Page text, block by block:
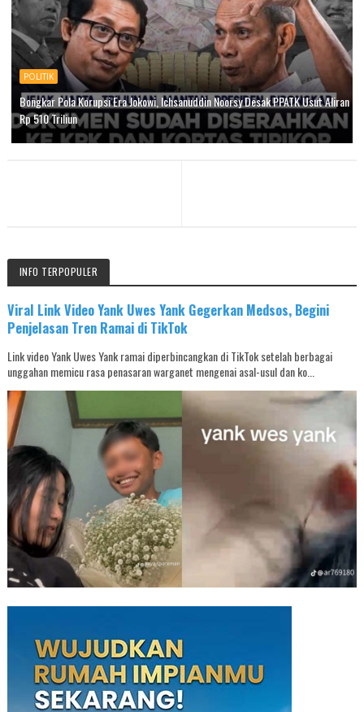
POLITIK
Bongkar Pola Korupsi Era Jokowi, Ichsanuddin Noorsy Desak PPATK Usut Aliran
Rp 510 Triliun
INFO TERPOPULER
Viral Link Video Yank Uwes Yank Gegerkan Medsos, Begini
Penjelasan Tren Ramai di TikTok
Link video Yank Uwes Yank ramai diperbincangkan di TikTok setelah berbagai
unggahan memicu rasa penasaran warganet mengenai asal-usul dan ko...